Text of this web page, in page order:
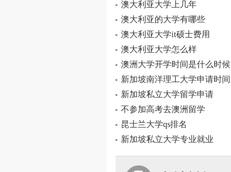
澳大利亚大学上几年
澳大利亚的大学有哪些
澳大利亚大学it硕士费用
澳大利亚大学怎么样
澳洲大学开学时间是什么时候
新加坡南洋理工大学申请时间
新加坡私立大学留学申请
不参加高考去澳洲留学
昆士兰大学qs排名
新加坡私立大学专业就业